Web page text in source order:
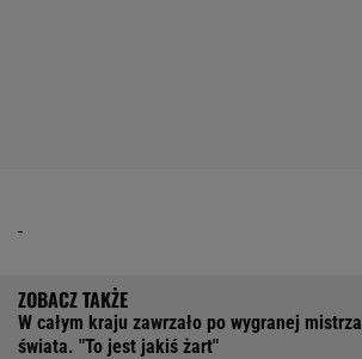
W całym kraju zawrzało po wygranej mistrza
świata. "To jest jakiś żart"